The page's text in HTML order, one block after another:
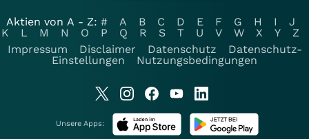
Aktien von A - Z: # A B C D E F G H I
J
K
L M N O P Q R S T U V W X Y
Z
Impressum
Disclaimer Datenschutz
Datenschutz-
Einstellungen
Nutzungsbedingungen
Unsere Apps: